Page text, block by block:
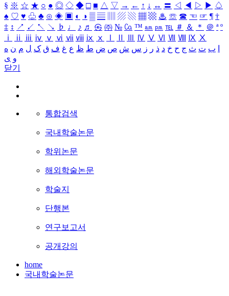
§ ※ ☆ ★ ○ ● ◎ ◇ ◆ □ ■ △ ▽ → ← ↑ ↓ ↔ 〓 ◁ ◀ ▷ ▶ ♤
♠ ♡ ♥ ♧ ♣ ⊙ ◈ ▣ ◐ ◑ ▒ ▤ ▨ ▧ ▦ ▩ ♨ ☏ ☎ ☜ ☞ ¶ †
‡ ↕ ↗ ↙ ↖ ↘ ♭ ♩ ♪ ♬ ㉿ ㈜ № ㏇ ™ ㏂ ㏘ ℡ ＃ ＆ ＊ ＠ ª º
ⅰ
ⅱ ⅲ ⅳ ⅴ ⅵ ⅶ ⅷ ⅸ ⅹ Ⅳ Ⅴ Ⅵ Ⅶ Ⅷ Ⅸ Ⅹ
ب ت ث ج ح خ د ذ ر ز س ش ص ض ط ظ ع غ ف ق ک ل م ن ه
و ی
닫기
통합검색
국내학술논문
학위논문
해외학술논문
학술지
단행본
연구보고서
공개강의
home
국내학술논문